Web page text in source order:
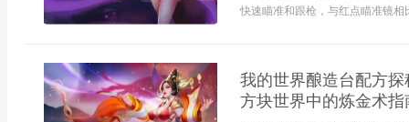
快速瞄准和跟枪，与红点瞄准镜
我的世界酿造台配方
方块世界中的炼金术指